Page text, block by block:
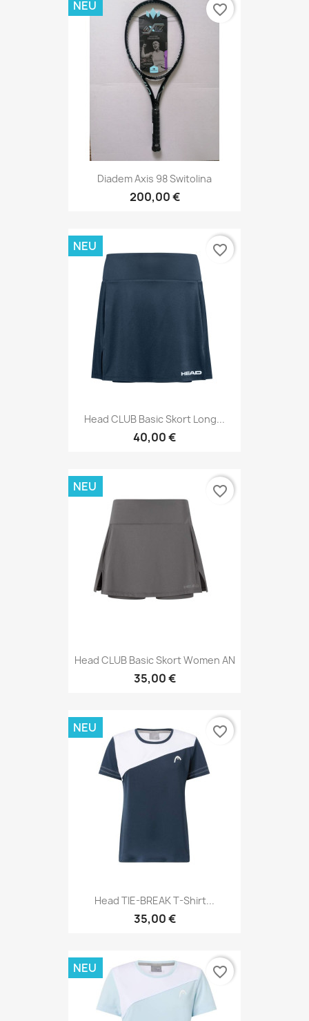
Diadem Axis 98 Switolina
200,00 €
NEU favorite_border
Head CLUB Basic Skort Long...
40,00 €
NEU favorite_border
Head CLUB Basic Skort Women AN
35,00 €
NEU favorite_border
Head TIE-BREAK T-Shirt...
35,00 €
NEU favorite_border
NEU favorite_border